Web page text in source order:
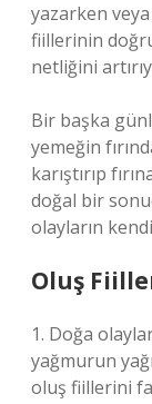
yazarken
fiillerinin doğru
netliğini
Bir başka
yemeğin
karıştırıp
doğal bir
olayların
Oluş
1. Doğa
yağmurun
oluş fiillerini